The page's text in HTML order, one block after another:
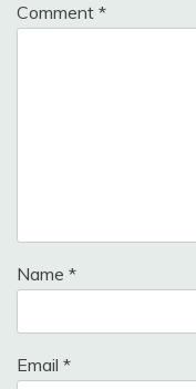
Comment *
Name *
Email *